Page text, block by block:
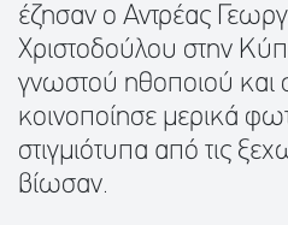
έζησαν ο Αντρέας
Χριστοδούλου στην
γνωστού ηθοποιού και
κοινοποίησε μερικά
στιγμιότυπα από τις
βίωσαν.